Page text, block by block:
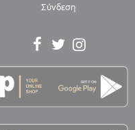
Σύνδεση